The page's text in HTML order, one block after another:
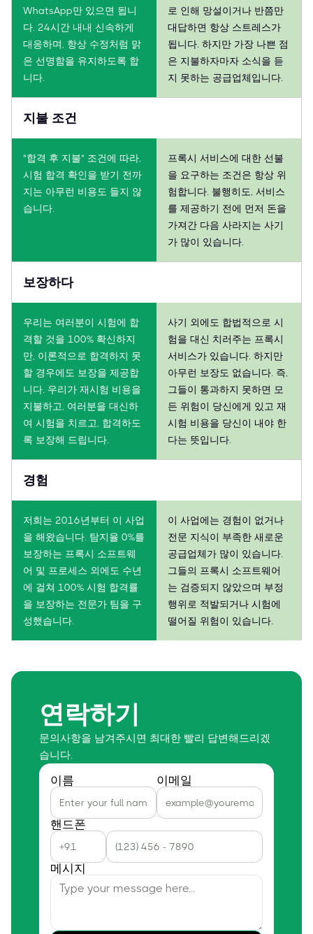
WhatsApp만 있으면 됩니
다. 24시간 내내 신속하게
대응하며, 항상 수정처럼 맑
은 선명함을 유지하도록 합
니다.
로 인해 망설이거나 반쯤만
대답하면 항상 스트레스가
됩니다. 하지만 가장 나쁜 점
은 지불하자마자 소식을 듣
지 못하는 공급업체입니다.
지불 조건
"합격 후 지불" 조건에 따라,
시험 합격 확인을 받기 전까
지는 아무런 비용도 들지 않
습니다.
프록시 서비스에 대한 선불
을 요구하는 조건은 항상 위
험합니다. 불행히도, 서비스
를 제공하기 전에 먼저 돈을
가져간 다음 사라지는 사기
가 많이 있습니다.
보장하다
우리는 여러분이 시험에 합
격할 것을 100% 확신하지
만, 이론적으로 합격하지 못
할 경우에도 보장을 제공합
니다. 우리가 재시험 비용을
지불하고, 여러분을 대신하
여 시험을 치르고, 합격하도
록 보장해 드립니다.
사기 외에도 합법적으로 시
험을 대신 치러주는 프록시
서비스가 있습니다. 하지만
아무런 보장도 없습니다. 즉,
그들이 통과하지 못하면 모
든 위험이 당신에게 있고 재
시험 비용을 당신이 내야 한
다는 뜻입니다.
경험
저희는 2016년부터 이 사업
을 해왔습니다. 탐지율 0%를
보장하는 프록시 소프트웨
어 및 프로세스 외에도 수년
에 걸쳐 100% 시험 합격률
을 보장하는 전문가 팀을 구
성했습니다.
이 사업에는 경험이 없거나
전문 지식이 부족한 새로운
공급업체가 많이 있습니다.
그들의 프록시 소프트웨어
는 검증되지 않았으며 부정
행위로 적발되거나 시험에
떨어질 위험이 있습니다.
연락하기
문의사항을 남겨주시면 최대한 빨리 답변해드리겠
습니다.
이름 이메일
핸드폰
메시지